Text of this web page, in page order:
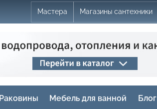
Мастера Магазины сантехники
Раковины Мебель для ванной Блог